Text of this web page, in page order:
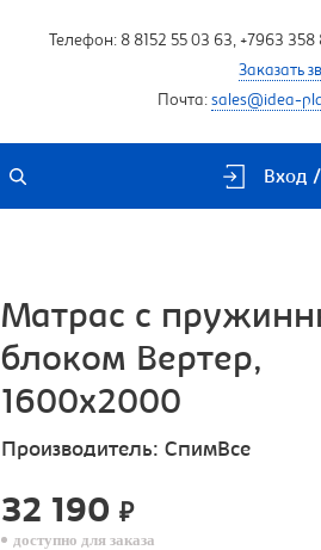
Телефон: 8 8152 55 03 63, +7963 358
Заказать
Почта: sales@idea-
Вход
Матрас с
блоком Вертер,
1600х2000
Производитель: СпимВсе
32 190 ₽
доступно для заказа